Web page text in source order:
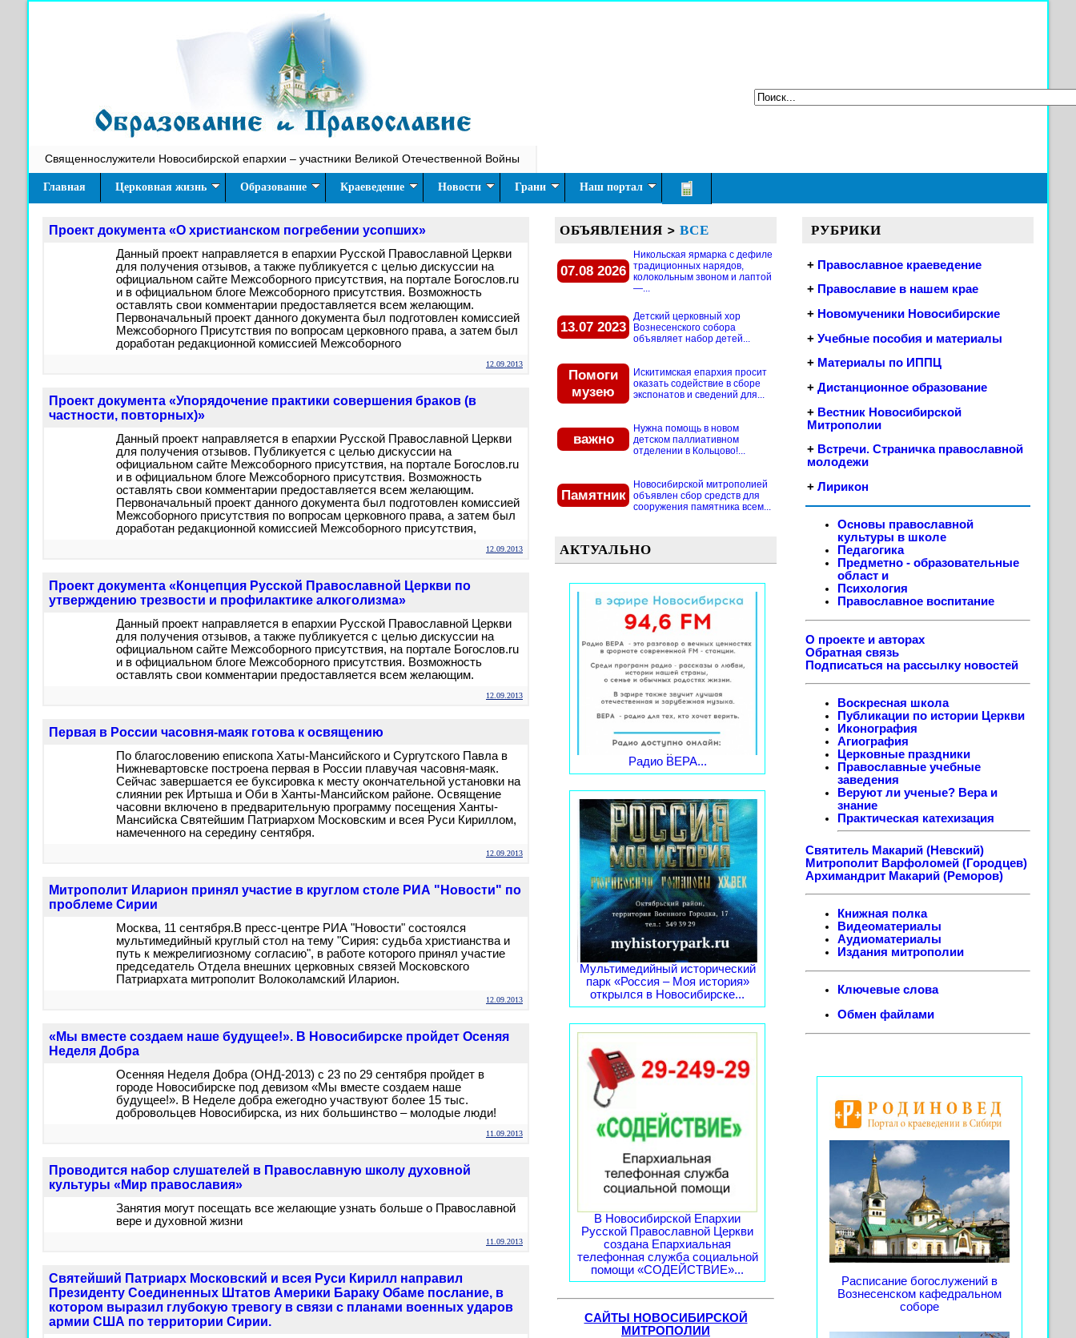
Священнослужители Новосибирской епархии – участники Великой Отечественной Войны
Главная Церковная жизнь Образование Краеведение Новости Грани Наш портал
Проект документа «О христианском погребении усопших»
Данный проект направляется в епархии Русской Православной Церкви
для получения отзывов, а также публикуется с целью дискуссии на
официальном сайте Межсоборного присутствия, на портале Богослов.ru
и в официальном блоге Межсоборного присутствия. Возможность
оставлять свои комментарии предоставляется всем желающим.
Первоначальный проект данного документа был подготовлен комиссией
Межсоборного Присутствия по вопросам церковного права, а затем был
доработан редакционной комиссией Межсоборного
12.09.2013
Проект документа «Упорядочение практики совершения браков (в
частности, повторных)»
Данный проект направляется в епархии Русской Православной Церкви
для получения отзывов. Публикуется с целью дискуссии на
официальном сайте Межсоборного присутствия, на портале Богослов.ru
и в официальном блоге Межсоборного присутствия. Возможность
оставлять свои комментарии предоставляется всем желающим.
Первоначальный проект данного документа был подготовлен комиссией
Межсоборного присутствия по вопросам церковного права, а затем был
доработан редакционной комиссией Межсоборного присутствия,
12.09.2013
Проект документа «Концепция Русской Православной Церкви по
утверждению трезвости и профилактике алкоголизма»
Данный проект направляется в епархии Русской Православной Церкви
для получения отзывов, а также публикуется с целью дискуссии на
официальном сайте Межсоборного присутствия, на портале Богослов.ru
и в официальном блоге Межсоборного присутствия. Возможность
оставлять свои комментарии предоставляется всем желающим.
12.09.2013
Первая в России часовня-маяк готова к освящению
По благословению епископа Хаты-Мансийского и Сургутского Павла в
Нижневартовске построена первая в России плавучая часовня-маяк.
Сейчас завершается ее буксировка к месту окончательной установки на
слиянии рек Иртыша и Оби в Ханты-Мансийском районе. Освящение
часовни включено в предварительную программу посещения Ханты-
Мансийска Святейшим Патриархом Московским и всея Руси Кириллом,
намеченного на середину сентября.
12.09.2013
Митрополит Иларион принял участие в круглом столе РИА "Новости" по
проблеме Сирии
Москва, 11 сентября.В пресс-центре РИА "Новости" состоялся
мультимедийный круглый стол на тему "Сирия: судьба христианства и
путь к межрелигиозному согласию", в работе которого принял участие
председатель Отдела внешних церковных связей Московского
Патриархата митрополит Волоколамский Иларион.
12.09.2013
«Мы вместе создаем наше будущее!». В Новосибирске пройдет Осеняя
Неделя Добра
Осенняя Неделя Добра (ОНД-2013) с 23 по 29 сентября пройдет в
городе Новосибирске под девизом «Мы вместе создаем наше
будущее!». В Неделе добра ежегодно участвуют более 15 тыс.
добровольцев Новосибирска, из них большинство – молодые люди!
11.09.2013
Проводится набор слушателей в Православную школу духовной
культуры «Мир православия»
Занятия могут посещать все желающие узнать больше о Православной
вере и духовной жизни
11.09.2013
Святейший Патриарх Московский и всея Руси Кирилл направил
Президенту Соединенных Штатов Америки Бараку Обаме послание, в
котором выразил глубокую тревогу в связи с планами военных ударов
армии США по территории Сирии.
ОБЪЯВЛЕНИЯ > ВСЕ
07.08 2026
Никольская ярмарка с дефиле
традиционных нарядов,
колокольным звоном и лаптой
—...
13.07 2023
Детский церковный хор
Вознесенского собора
объявляет набор детей...
Помоги
музею
Искитимская епархия просит
оказать содействие в сборе
экспонатов и сведений для...
важно
Нужна помощь в новом
детском паллиативном
отделении в Кольцово!...
Памятник
Новосибирской митрополией
объявлен сбор средств для
сооружения памятника всем...
АКТУАЛЬНО
Радио ВЕРА...
Мультимедийный исторический
парк «Россия – Моя история»
открылся в Новосибирске...
В Новосибирской Епархии
Русской Православной Церкви
создана Епархиальная
телефонная служба социальной
помощи «СОДЕЙСТВИЕ»...
САЙТЫ НОВОСИБИРСКОЙ
МИТРОПОЛИИ
РУБРИКИ
+ Православное краеведение
+ Православие в нашем крае
+ Новомученики Новосибирские
+ Учебные пособия и материалы
+ Материалы по ИППЦ
+ Дистанционное образование
+ Вестник Новосибирской
Митрополии
+ Встречи. Страничка православной
молодежи
+ Лирикон
Основы православной
культуры в школе
Педагогика
Предметно - образовательные
област и
Психология
Православное воспитание
О проекте и авторах
Обратная связь
Подписаться на рассылку новостей
Воскресная школа
Публикации по истории Церкви
Иконография
Агиография
Церковные праздники
Православные учебные
заведения
Веруют ли ученые? Вера и
знание
Практическая катехизация
Святитель Макарий (Невский)
Митрополит Варфоломей (Городцев)
Архимандрит Макарий (Реморов)
Книжная полка
Видеоматериалы
Аудиоматериалы
Издания митрополии
Ключевые слова
Обмен файлами
Расписание богослужений в
Вознесенском кафедральном
соборе